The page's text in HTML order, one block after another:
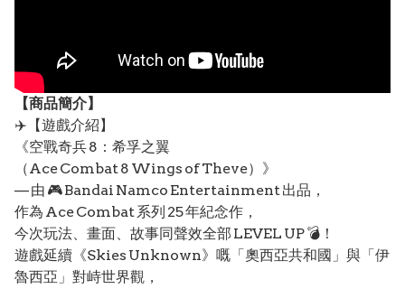
【商品簡介】
✈️【遊戲介紹】
《空戰奇兵 8：希孚之翼
（Ace Combat 8 Wings of Theve）》
— 由 🎮 Bandai Namco Entertainment 出品，
作為 Ace Combat 系列 25 年紀念作，
今次玩法、畫面、故事同聲效全部 LEVEL UP 💣！
遊戲延續《Skies Unknown》嘅「奧西亞共和國」與「伊
魯西亞」對峙世界觀，